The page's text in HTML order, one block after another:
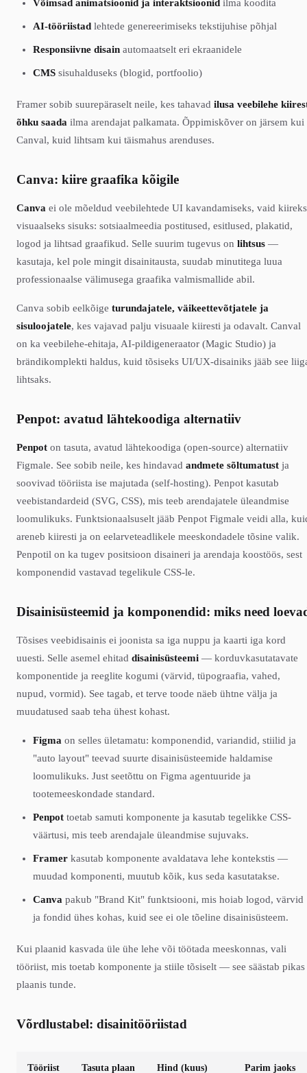
Võimsad animatsioonid ja interaktsioonid ilma koodita
AI-tööriistad lehtede genereerimiseks tekstijuhise põhjal
Responsiivne disain automaatselt eri ekraanidele
CMS sisuhalduseks (blogid, portfoolio)
Framer sobib suurepäraselt neile, kes tahavad ilusa veebilehe
õhku saada ilma arendajat palkamata. Õppimiskõver on järsem kui
Canval, kuid lihtsam kui täismahus arenduses.
Canva: kiire graafika kõigile
Canva ei ole mõeldud veebilehtede UI kavandamiseks, vaid kiireks
visuaalseks sisuks: sotsiaalmeedia postitused, esitlused, plakatid,
logod ja lihtsad graafikud. Selle suurim tugevus on lihtsus —
kasutaja, kel pole mingit disainitausta, suudab minutitega luua
professionaalse välimusega graafika valmismallide abil.
Canva sobib eelkõige turundajatele, väikeettevõtjatele ja
sisuloojatele, kes vajavad palju visuaale kiiresti ja odavalt. Canval
on ka veebilehe-ehitaja, AI-pildigeneraator (Magic Studio) ja
brändikomplekti haldus, kuid tõsiseks UI/UX-disainiks jääb see
lihtsaks.
Penpot: avatud lähtekoodiga alternatiiv
Penpot on tasuta, avatud lähtekoodiga (open-source) alternatiiv
Figmale. See sobib neile, kes hindavad andmete sõltumatust ja
soovivad tööriista ise majutada (self-hosting). Penpot kasutab
veebistandardeid (SVG, CSS), mis teeb arendajatele üleandmise
loomulikuks. Funktsionaalsuselt jääb Penpot Figmale veidi alla,
areneb kiiresti ja on eelarveteadlikele meeskondadele tõsine valik.
Penpotil on ka tugev positsioon disaineri ja arendaja koostöös, sest
komponendid vastavad tegelikule CSS-le.
Disainisüsteemid ja komponendid: miks need
Tõsises veebidisainis ei joonista sa iga nuppu ja kaarti iga kord
uuesti. Selle asemel ehitad disainisüsteemi — korduvkasutatavate
komponentide ja reeglite kogumi (värvid, tüpograafia, vahed,
nupud, vormid). See tagab, et terve toode näeb ühtne välja ja
muudatused saab teha ühest kohast.
Figma on selles ületamatu: komponendid, variandid, stiilid ja
"auto layout" teevad suurte disainisüsteemide haldamise
loomulikuks. Just seetõttu on Figma agentuuride ja
tootemeeskondade standard.
Penpot toetab samuti komponente ja kasutab tegelikke CSS-
väärtusi, mis teeb arendajale üleandmise sujuvaks.
Framer kasutab komponente avaldatava lehe kontekstis —
muudad komponenti, muutub kõik, kus seda kasutatakse.
Canva pakub "Brand Kit" funktsiooni, mis hoiab logod, värvid
ja fondid ühes kohas, kuid see ei ole tõeline disainisüsteem.
Kui plaanid kasvada üle ühe lehe või töötada meeskonnas, vali
tööriist, mis toetab komponente ja stiile tõsiselt — see säästab pikas
plaanis tunde.
Võrdlustabel: disainitööriistad
Tööriist Tasuta plaan Hind (kuus) Parim jaoks